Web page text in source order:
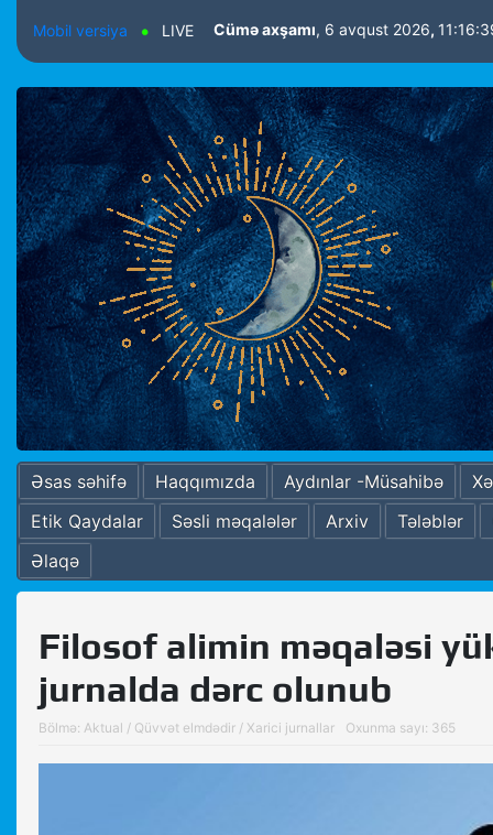
Mobil versiya LIVE Cümə axşamı, 6 avqust 2026,
Əsas səhifə Haqqımızda Aydınlar -Müsahibə
Etik Qaydalar
Səsli məqalələr Arxiv Tələblər
Əlaqə
Filosof alimin məqaləsi
jurnalda dərc olunub
Bölmə: Aktual / Qüvvət elmdədir / Xarici jurnallar Oxunma sayı: 365